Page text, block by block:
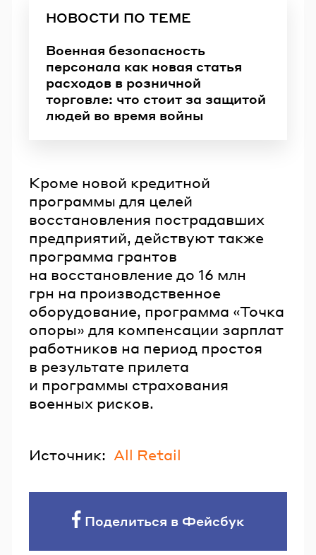
НОВОСТИ ПО ТЕМЕ
Военная безопасность
персонала как новая статья
расходов в розничной
торговле: что стоит за защитой
людей во время войны
Кроме новой кредитной
программы для целей
восстановления пострадавших
предприятий, действуют также
программа грантов
на восстановление до 16 млн
грн на производственное
оборудование, программа «Точка
опоры» для компенсации зарплат
работников на период простоя
в результате прилета
и программы страхования
военных рисков.
Источник: All Retail
Поделиться в Фейсбук